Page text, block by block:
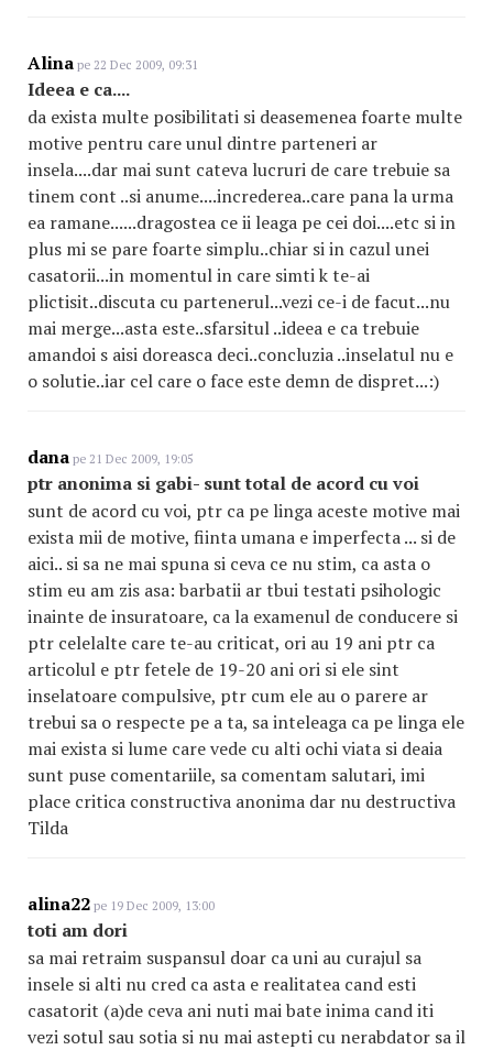
Alina pe 22 Dec 2009, 09:31
Ideea e ca....
da exista multe posibilitati si deasemenea foarte multe
motive pentru care unul dintre parteneri ar
insela....dar mai sunt cateva lucruri de care trebuie sa
tinem cont ..si anume....increderea..care pana la urma
ea ramane......dragostea ce ii leaga pe cei doi....etc si in
plus mi se pare foarte simplu..chiar si in cazul unei
casatorii...in momentul in care simti k te-ai
plictisit..discuta cu partenerul...vezi ce-i de facut...nu
mai merge...asta este..sfarsitul ..ideea e ca trebuie
amandoi s aisi doreasca deci..concluzia ..inselatul nu e
o solutie..iar cel care o face este demn de dispret...:)
dana pe 21 Dec 2009, 19:05
ptr anonima si gabi- sunt total de acord cu voi
sunt de acord cu voi, ptr ca pe linga aceste motive mai
exista mii de motive, fiinta umana e imperfecta ... si de
aici.. si sa ne mai spuna si ceva ce nu stim, ca asta o
stim eu am zis asa: barbatii ar tbui testati psihologic
inainte de insuratoare, ca la examenul de conducere si
ptr celelalte care te-au criticat, ori au 19 ani ptr ca
articolul e ptr fetele de 19-20 ani ori si ele sint
inselatoare compulsive, ptr cum ele au o parere ar
trebui sa o respecte pe a ta, sa inteleaga ca pe linga ele
mai exista si lume care vede cu alti ochi viata si deaia
sunt puse comentariile, sa comentam salutari, imi
place critica constructiva anonima dar nu destructiva
Tilda
alina22 pe 19 Dec 2009, 13:00
toti am dori
sa mai retraim suspansul doar ca uni au curajul sa
insele si alti nu cred ca asta e realitatea cand esti
casatorit (a)de ceva ani nuti mai bate inima cand iti
vezi sotul sau sotia si nu mai astepti cu nerabdator sa il